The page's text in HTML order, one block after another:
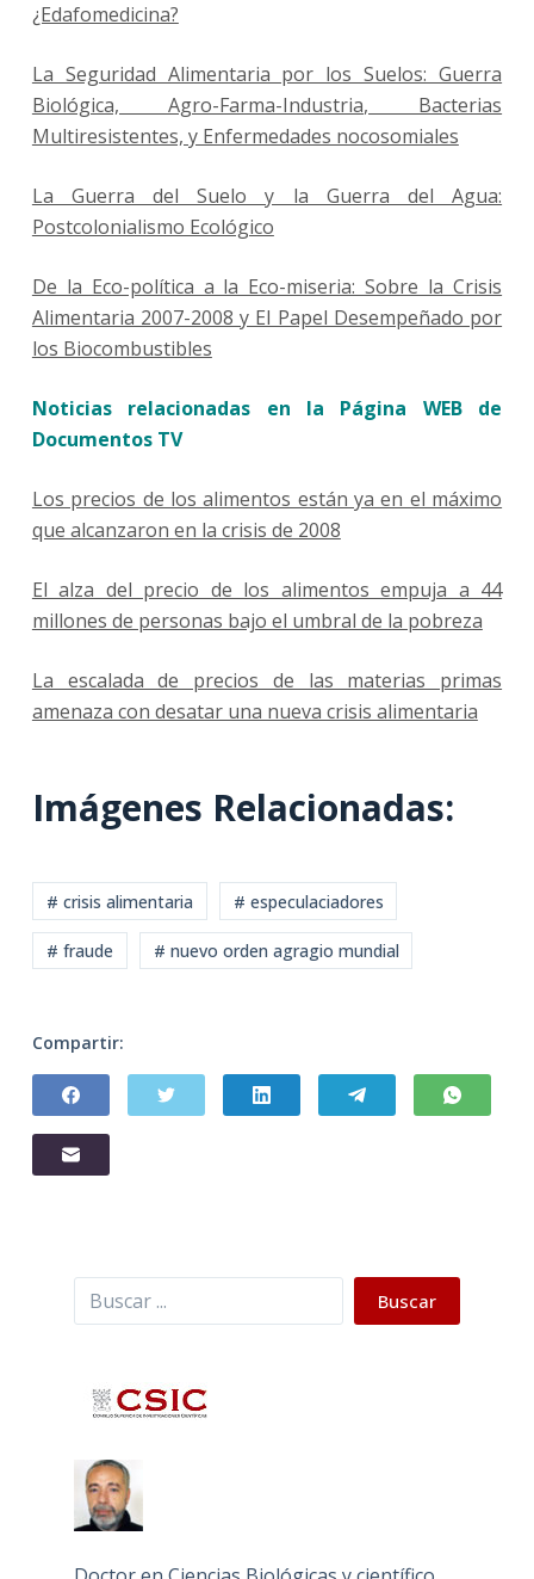
¿Edafomedicina?
La Seguridad Alimentaria por los Suelos: Guerra
Biológica, Agro-Farma-Industria, Bacterias
Multiresistentes, y Enfermedades nocosomiales
La Guerra del Suelo y la Guerra del Agua:
Postcolonialismo Ecológico
De la Eco-política a la Eco-miseria: Sobre la Crisis
Alimentaria 2007-2008 y El Papel Desempeñado por
los Biocombustibles
Noticias relacionadas en la Página WEB de
Documentos TV
Los precios de los alimentos están ya en el máximo
que alcanzaron en la crisis de 2008
El alza del precio de los alimentos empuja a 44
millones de personas bajo el umbral de la pobreza
La escalada de precios de las materias primas
amenaza con desatar una nueva crisis alimentaria
Imágenes Relacionadas:
# crisis alimentaria # especulaciadores
# fraude # nuevo orden agragio mundial
Compartir:
Buscar Buscar